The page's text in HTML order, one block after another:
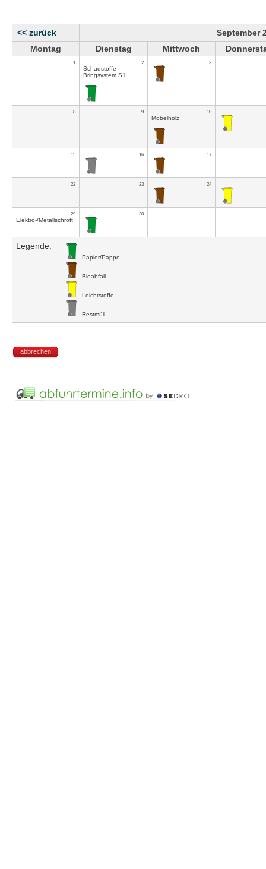
<< zurück
September
Montag
Dienstag Mittwoch
1 2
Schadstoffe
Bringsystem S1
3
8 9 10
Möbelholz
15 16 17
22 23 24
29
Elektro-/Metallschrott
30
Legende:
Papier/Pappe
Bioabfall
Leichtstoffe
Restmüll
abbrechen